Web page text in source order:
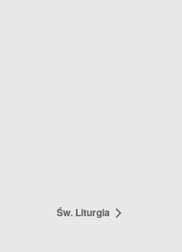
Św. Liturgia